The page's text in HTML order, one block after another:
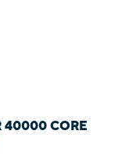
40000 CORE